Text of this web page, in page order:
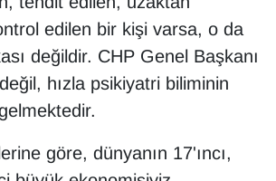
edilen bir kişi varsa, o da
değildir. CHP Genel Başkanı
hızla psikiyatri biliminin
göre, dünyanın 17'ıncı,